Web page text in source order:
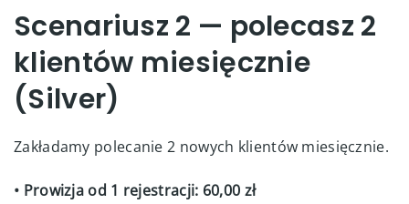
Scenariusz 2 — polecasz 2
klientów miesięcznie
(Silver)
Zakładamy polecanie 2 nowych klientów miesięcznie.
• Prowizja od 1 rejestracji: 60,00 zł